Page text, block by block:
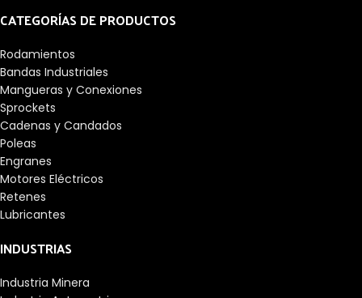
CATEGORÍAS DE PRODUCTOS
Rodamientos
Bandas Industriales
Mangueras y Conexiones
Sprockets
Cadenas y Candados
Poleas
Engranes
Motores Eléctricos
Retenes
Lubricantes
INDUSTRIAS
Industria Minera